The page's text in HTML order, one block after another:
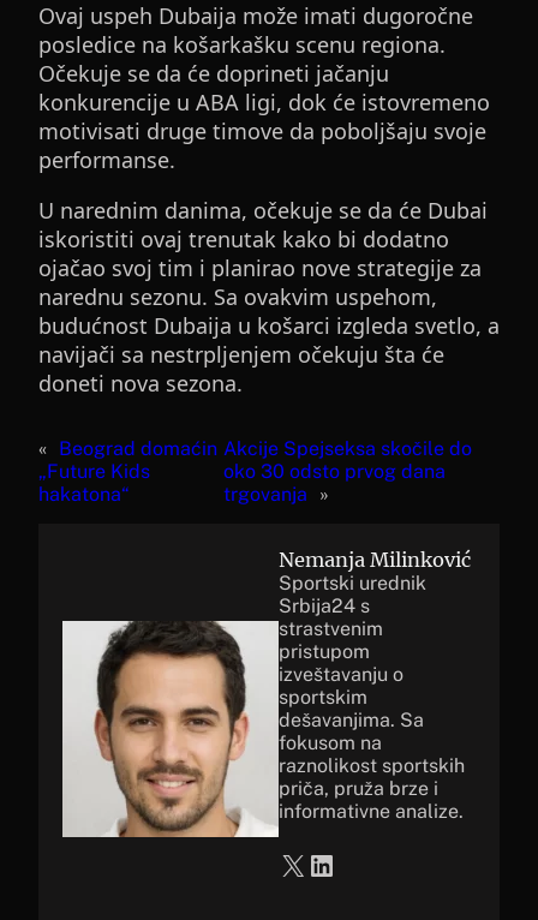
Ovaj uspeh Dubaija može imati dugoročne
posledice na košarkašku scenu regiona.
Očekuje se da će doprineti jačanju
konkurencije u ABA ligi, dok će istovremeno
motivisati druge timove da poboljšaju svoje
performanse.
U narednim danima, očekuje se da će Dubai
iskoristiti ovaj trenutak kako bi dodatno
ojačao svoj tim i planirao nove strategije za
narednu sezonu. Sa ovakvim uspehom,
budućnost Dubaija u košarci izgleda svetlo, a
navijači sa nestrpljenjem očekuju šta će
doneti nova sezona.
« Beograd domaćin
„Future Kids
hakatona“
Akcije Spejseksa skočile do
oko 30 odsto prvog dana
trgovanja
»
Nemanja Milinković
Sportski urednik
Srbija24 s
strastvenim
pristupom
izveštavanju o
sportskim
dešavanjima. Sa
fokusom na
raznolikost sportskih
priča, pruža brze i
informativne analize.
X LinkedIn